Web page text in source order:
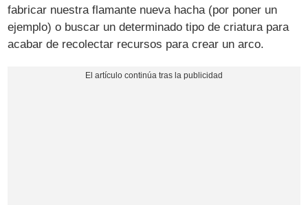
fabricar nuestra flamante nueva hacha (por poner un
ejemplo) o buscar un determinado tipo de criatura para
acabar de recolectar recursos para crear un arco.